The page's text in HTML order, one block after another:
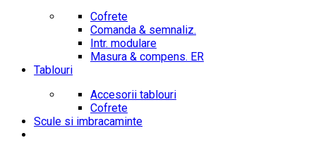
Cofrete
Comanda & semnaliz.
Intr. modulare
Masura & compens. ER
Tablouri
Accesorii tablouri
Cofrete
Scule si imbracaminte